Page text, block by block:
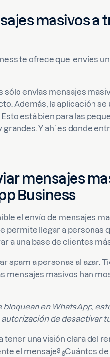
masivos a
te ofrece que envíes
envías mensajes
Además, la aplicación se
está bien para las
Y ahí es donde
mensajes
Business
el envío de mensajes
permite llegar a personas
a una base de clientes
spam a personas al azar.
mensajes masivos han
en WhatsApp,
de desactivar
tener una visión clara del
el mensaje? ¿Cuántos